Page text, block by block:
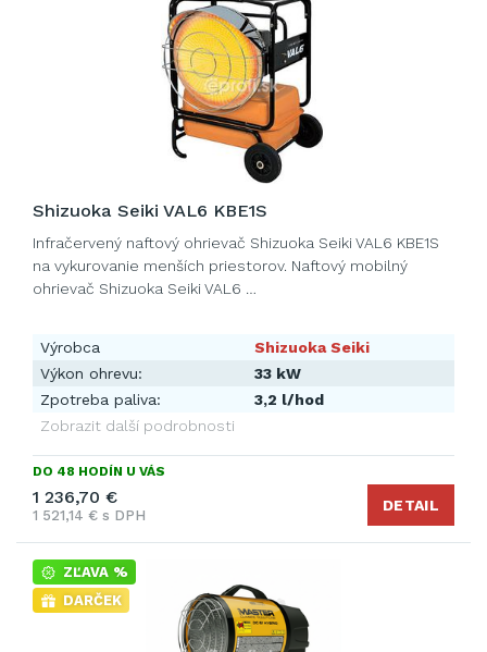
Shizuoka Seiki VAL6 KBE1S
Infračervený naftový ohrievač Shizuoka Seiki VAL6 KBE1S
na vykurovanie menších priestorov. Naftový mobilný
ohrievač Shizuoka Seiki VAL6 …
Výrobca
Shizuoka Seiki
Výkon ohrevu:
33 kW
Zpotreba paliva:
3,2 l/hod
Zobrazit další podrobnosti
DO 48 HODÍN U VÁS
1 236,70 €
1 521,14 € s DPH
DETAIL
ZĽAVA %
DARČEK